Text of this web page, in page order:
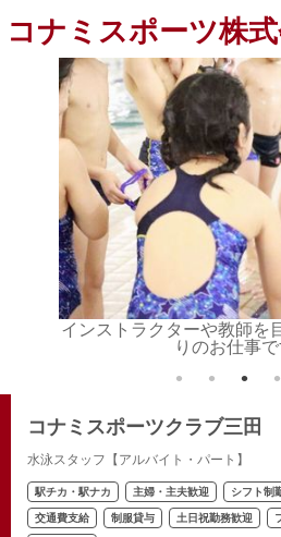
コナミスポーツ株
インストラクターや教師を
りのお仕事で
コナミスポーツクラブ三田
水泳スタッフ【アルバイト・パート】
駅チカ・駅ナカ 主婦・主夫歓迎 シフト制
交通費支給 制服貸与 土日祝勤務歓迎